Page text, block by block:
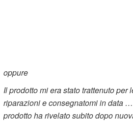
oppure
Il prodotto mi era stato trattenuto per
riparazioni e consegnatomi in
prodotto ha rivelato subito dopo